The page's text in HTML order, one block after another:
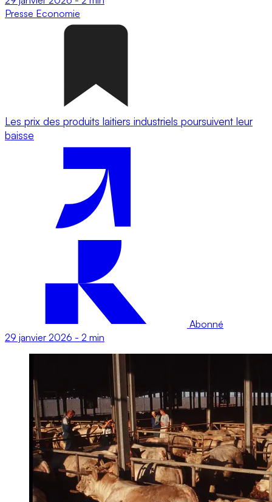
Presse Economie
Les prix des produits laitiers industriels poursuivent leur
baisse
Abonné
29 janvier 2026 - 2 min